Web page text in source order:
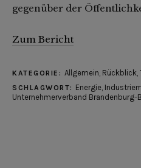
gegenüber der
Zum Bericht
KATEGORIE: Allgemein, Rückblick,
SCHLAGWORT: Energie,
Unternehmerverband Brandenburg-